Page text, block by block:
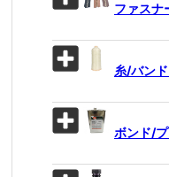
ファスナ
糸/バン
ボンド/